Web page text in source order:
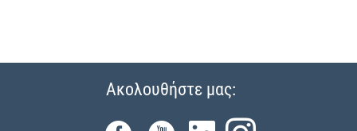
Ακολουθήστε μας: